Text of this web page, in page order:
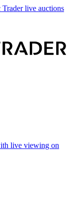
live auctions
live viewing on